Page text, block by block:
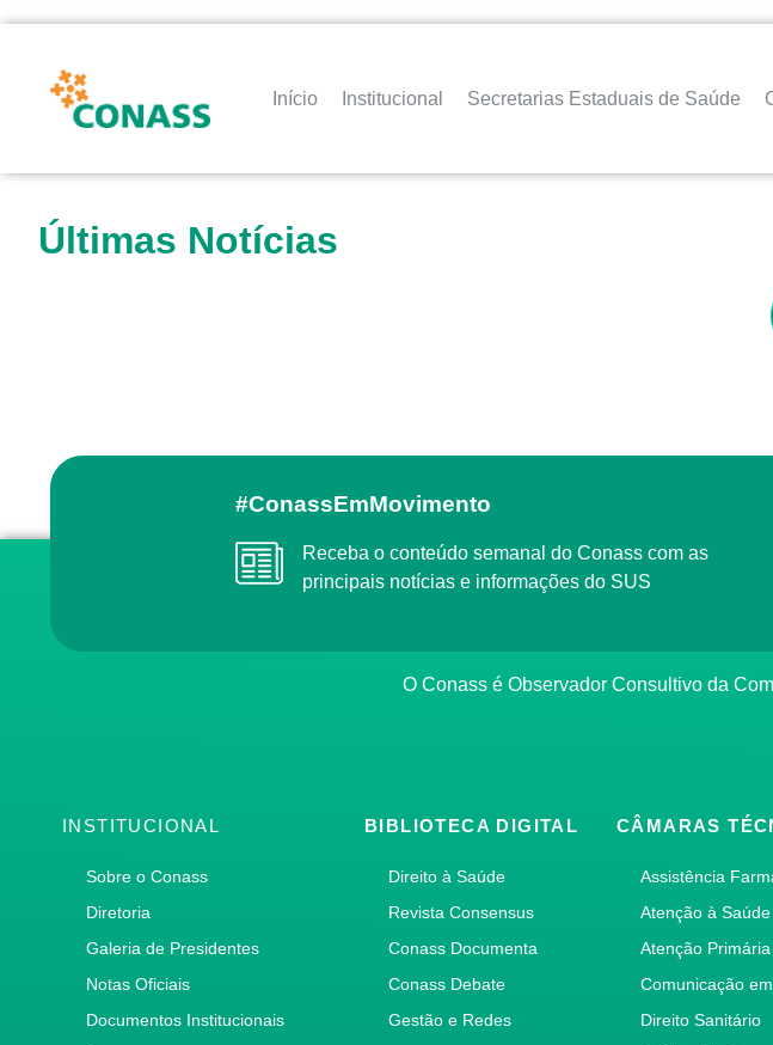
Início Institucional Secretarias Estaduais de Saúde
Últimas Notícias
#ConassEmMovimento
Receba o conteúdo semanal do Conass com as
principais notícias e informações do SUS
O Conass é Observador Consultivo da
INSTITUCIONAL
Sobre o Conass
Diretoria
Galeria de Presidentes
Notas Oficiais
Documentos Institucionais
BIBLIOTECA DIGITAL
Direito à Saúde
Revista Consensus
Conass Documenta
Conass Debate
Gestão e Redes
CÂMARAS
Assistência
Atenção à Saúde
Atenção
Comunicação
Direito Sanitário